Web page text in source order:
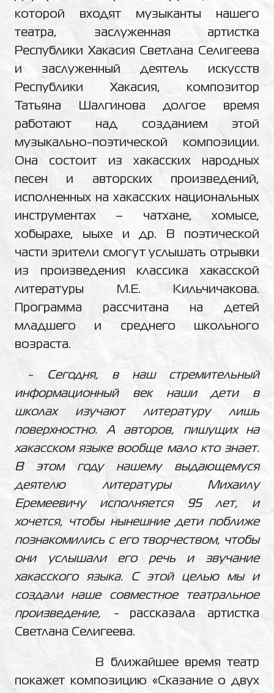
которой входят музыканты нашего
театра, заслуженная артистка
Республики Хакасия Светлана Селигеева
и заслуженный деятель искусств
Республики Хакасия, композитор
Татьяна Шалгинова долгое время
работают над созданием этой
музыкально-поэтической композиции.
Она состоит из хакасских народных
песен и авторских произведений,
исполненных на хакасских национальных
инструментах – чатхане, хомысе,
хобырахе, ыыхе и др. В поэтической
части зрители смогут услышать отрывки
из произведения классика хакасской
литературы М.Е. Кильчичакова.
Программа рассчитана на детей
младшего и среднего школьного
возраста.
-
Сегодня, в наш стремительный
информационный век наши дети в
школах изучают литературу лишь
поверхностно. А авторов, пишущих на
хакасском языке вообще мало кто знает.
В этом году нашему выдающемуся
деятелю литературы Михаилу
Еремеевичу исполняется 95 лет, и
хочется, чтобы нынешние дети поближе
познакомились с его творчеством, чтобы
они услышали его речь и звучание
хакасского языка. С этой целью мы и
создали наше совместное театральное
произведение, - рассказала артистка
Светлана Селигеева.
В ближайшее время театр
покажет композицию «Сказание о двух